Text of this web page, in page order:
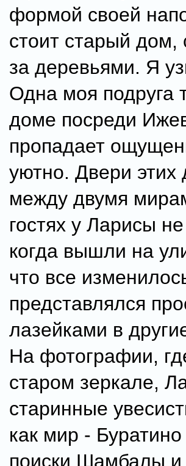
формой своей
стоит старый дом,
за деревьями. Я
Одна моя подруга
доме посреди
пропадает
уютно. Двери этих
между двумя
гостях у Ларисы
когда вышли на
что все
представлялся
лазейками в
На фотографии,
старом зеркале,
старинные
как мир -
поиски Шамбалы и